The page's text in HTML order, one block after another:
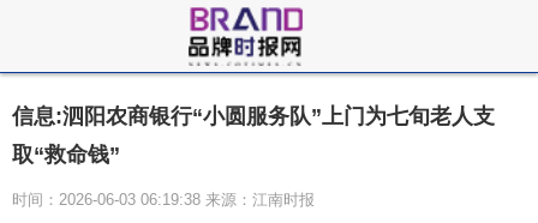
信息:泗阳农商银行“小圆服务队”上门为七旬老人支
取“救命钱”
时间：2026-06-03 06:19:38 来源：江南时报